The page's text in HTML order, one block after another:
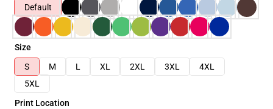
Default
Size
S
M L XL 2XL 3XL
4XL
5XL
Print Location